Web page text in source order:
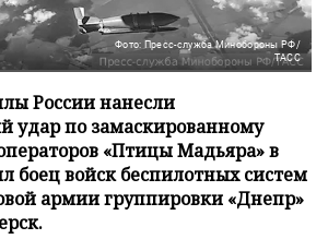
Фото: Пресс-служба Минобороны РФ/
ТАСС
России нанесли
удар по замаскированному
«Птицы Мадьяра» в
боец войск беспилотных систем
армии группировки «Днепр»